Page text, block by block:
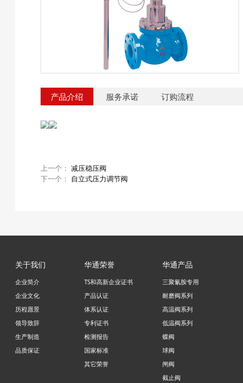
产品介绍 服务承诺 订购流程
上一个： 减压稳压阀
下一个：
自立式压力调节阀
关于我们
企业简介
企业文化
历程愿景
领导致辞
生产制造
品质保证
华通荣誉
TS和高新企业证书
产品认证
体系认证
专利证书
检测报告
国家标准
其它荣誉
华通产品
三聚氰胺专用
耐磨阀系列
高温阀系列
低温阀系列
蝶阀
球阀
闸阀
截止阀